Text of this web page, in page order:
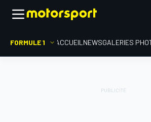
FORMULE 1 ACCUEIL NEWSGALERIES